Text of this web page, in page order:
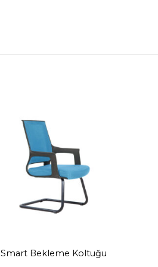
Smart Bekleme Koltuğu